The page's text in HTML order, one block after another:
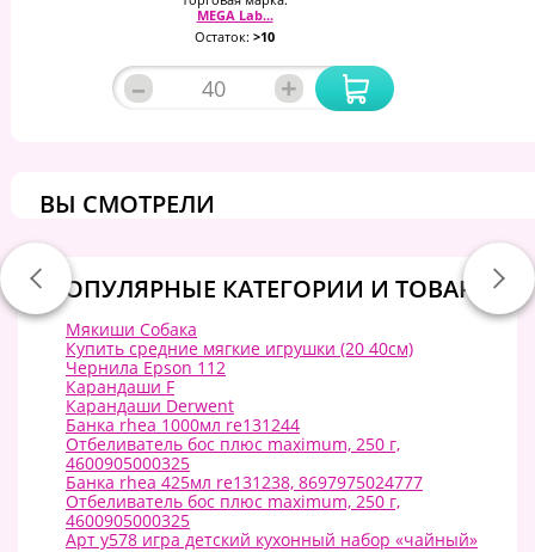
MEGA Lab...
Остаток: >10
– +
ВЫ СМОТРЕЛИ
ПОПУЛЯРНЫЕ КАТЕГОРИИ И ТОВАРЫ:
Мякиши Собака
Купить средние мягкие игрушки (20 40см)
Чернила Epson 112
Карандаши F
Карандаши Derwent
Банка rhea 1000мл re131244
Отбеливатель бос плюс maximum, 250 г,
4600905000325
Банка rhea 425мл re131238, 8697975024777
Отбеливатель бос плюс maximum, 250 г,
4600905000325
Арт у578 игра детский кухонный набор «чайный»